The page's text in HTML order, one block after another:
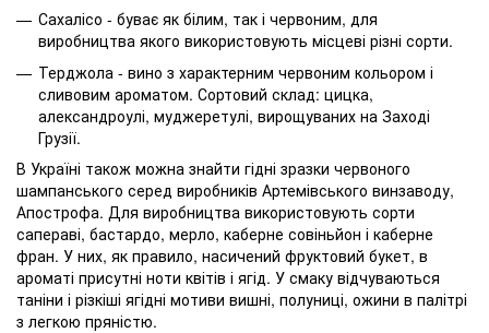
Сахалісо - буває як білим, так і червоним, для
виробництва якого використовують місцеві різні сорти.
Терджола - вино з характерним червоним кольором і
сливовим ароматом. Сортовий склад: цицка,
александроулі, муджеретулі, вирощуваних на Заході
Грузії.
В Україні також можна знайти гідні зразки червоного
шампанського серед виробників Артемівського винзаводу,
Апострофа. Для виробництва використовують сорти
сапераві, бастардо, мерло, каберне совіньйон і каберне
фран. У них, як правило, насичений фруктовий букет, в
ароматі присутні ноти квітів і ягід. У смаку відчуваються
таніни і різкіші ягідні мотиви вишні, полуниці, ожини в палітрі
з легкою пряністю.